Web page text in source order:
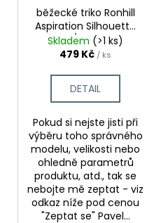
běžecké triko Ronhill
Aspiration Silhouette
S/S Tee
Skladem (>1 ks)
479 Kč / ks
DETAIL
Pokud si nejste jisti při
výběru toho správného
modelu, velikosti nebo
ohledně parametrů
produktu, atd., tak se
nebojte mě zeptat - viz
odkaz níže pod cenou
"Zeptat se" Pavel...